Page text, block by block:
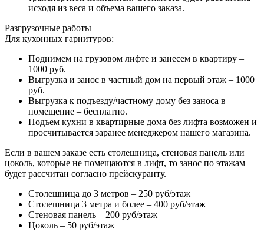
исходя из веса и объема вашего заказа.
Разгрузочные работы
Для кухонных гарнитуров:
Поднимем на грузовом лифте и занесем в квартиру –
1000 руб.
Выгрузка и занос в частный дом на первый этаж – 1000
руб.
Выгрузка к подъезду/частному дому без заноса в
помещение – бесплатно.
Подъем кухни в квартирные дома без лифта возможен и
просчитывается заранее менеджером нашего магазина.
Если в вашем заказе есть столешница, стеновая панель или
цоколь, которые не помещаются в лифт, то занос по этажам
будет рассчитан согласно прейскуранту.
Столешница до 3 метров – 250 руб/этаж
Столешница 3 метра и более – 400 руб/этаж
Стеновая панель – 200 руб/этаж
Цоколь – 50 руб/этаж